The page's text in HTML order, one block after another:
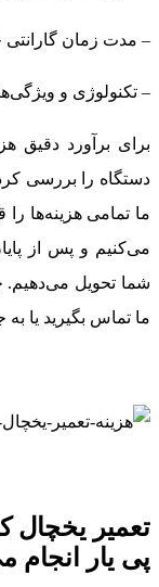
– مدت زمان
– تکنولوژی و
برای برآورد دقیق
دستگاه را بررسی
ما تمامی هزینه‌ها
می‌کنیم و پس از
شما تحویل می‌دهیم.
ما تماس بگیرید یا به
تعمیر یخچال
پی یار